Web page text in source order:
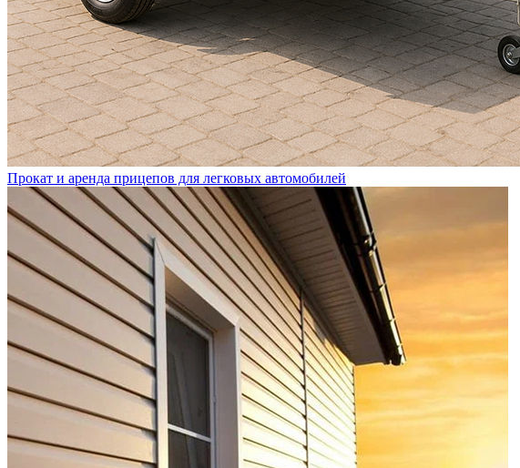
Прокат и аренда прицепов для легковых автомобилей